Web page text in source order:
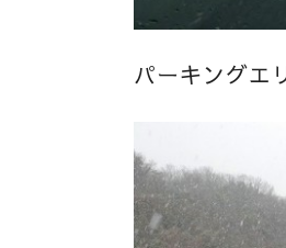
パーキングエ